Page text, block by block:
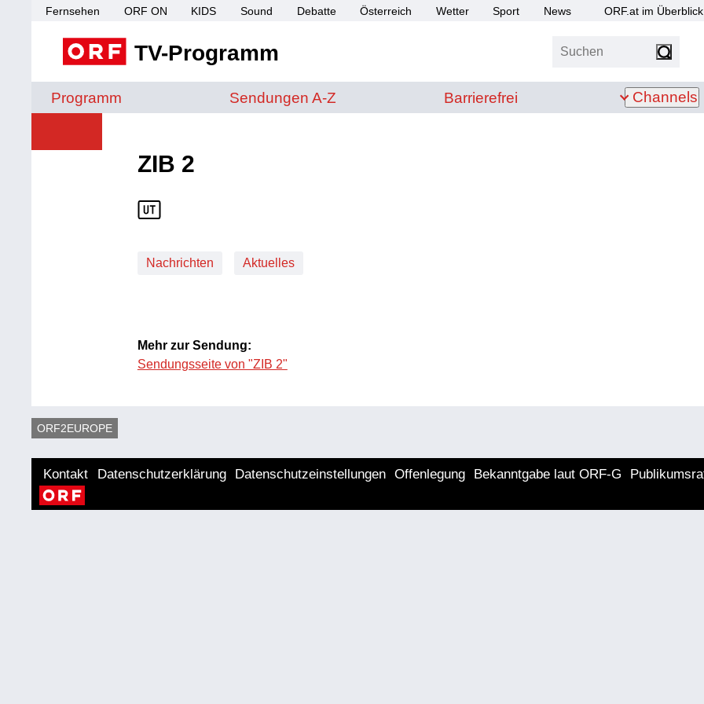
Fernsehen ORF ON KIDS Sound Debatte Österreich Wetter Sport News ORF.at im Überblick
TV-Programm Suchen
Programm Sendungen von A bis Z
Sendungen A-Z Barrierefrei
Barrierefrei Channels
ZIB 2
Nachrichten Aktuelles
Mehr zur Sendung:
Sendungsseite von "ZIB 2"
ORF2EUROPE
Kontakt Datenschutzerklärung Datenschutzeinstellungen Offenlegung Bekanntgabe laut ORF-G